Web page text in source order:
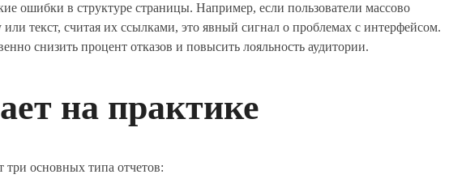
ошибки в структуре страницы. Например, если пользователи массово
текст, считая их ссылками, это явный сигнал о проблемах с интерфейсом.
снизить процент отказов и повысить лояльность аудитории.
на практике
основных типа отчетов: